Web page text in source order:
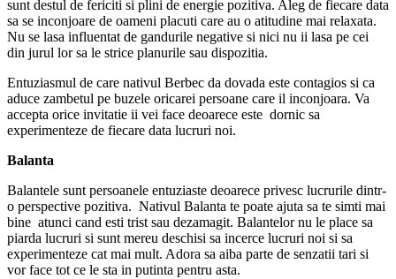
sunt destul de fericiti si plini de energie pozitiva. Aleg de fiecare data
sa se inconjoare de oameni placuti care au o atitudine mai relaxata.
Nu se lasa influentat de gandurile negative si nici nu ii lasa pe cei
din jurul lor sa le strice planurile sau dispozitia.
Entuziasmul de care nativul Berbec da dovada este contagios si ca
aduce zambetul pe buzele oricarei persoane care il inconjoara. Va
accepta orice invitatie ii vei face deoarece este dornic sa
experimenteze de fiecare data lucruri noi.
Balanta
Balantele sunt persoanele entuziaste deoarece privesc lucrurile dintr-
o perspective pozitiva. Nativul Balanta te poate ajuta sa te simti mai
bine atunci cand esti trist sau dezamagit. Balantelor nu le place sa
piarda lucruri si sunt mereu deschisi sa incerce lucruri noi si sa
experimenteze cat mai mult. Adora sa aiba parte de senzatii tari si
vor face tot ce le sta in putinta pentru asta.